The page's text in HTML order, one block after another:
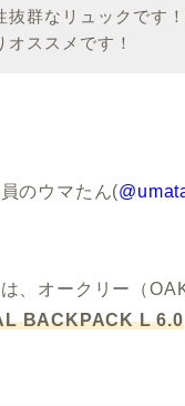
抜群なリュックです
オススメです！
のウマたん(
、オークリー（
BACKPACK L 6.0